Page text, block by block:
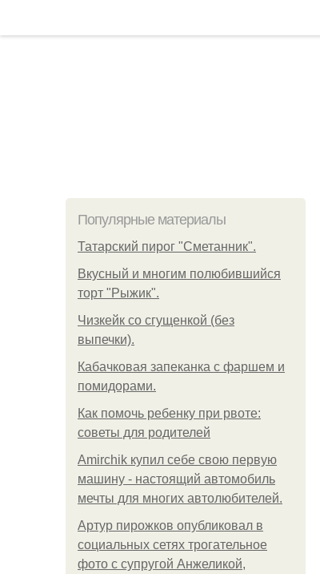
Популярные материалы
Татарский пирог "Сметанник".
Вкусный и многим полюбившийся
торт "Рыжик".
Чизкейк со сгущенкой (без
выпечки).
Кабачковая запеканка с фаршем и
помидорами.
Как помочь ребенку при рвоте:
советы для родителей
Amirchik купил себе свою первую
машину - настоящий автомобиль
мечты для многих автолюбителей.
Артур пирожков опубликовал в
социальных сетях трогательное
фото с супругой Анжеликой,